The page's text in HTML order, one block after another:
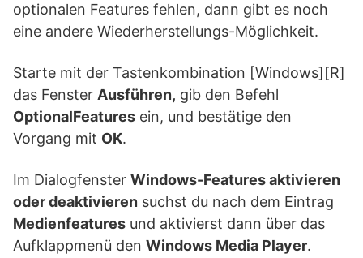
optionalen Features fehlen, dann gibt es noch
eine andere Wiederherstellungs-Möglichkeit.
Starte mit der Tastenkombination [Windows][R]
das Fenster Ausführen, gib den Befehl
OptionalFeatures ein, und bestätige den
Vorgang mit OK.
Im Dialogfenster Windows-Features aktivieren
oder deaktivieren suchst du nach dem Eintrag
Medienfeatures und aktivierst dann über das
Aufklappmenü den Windows Media Player.